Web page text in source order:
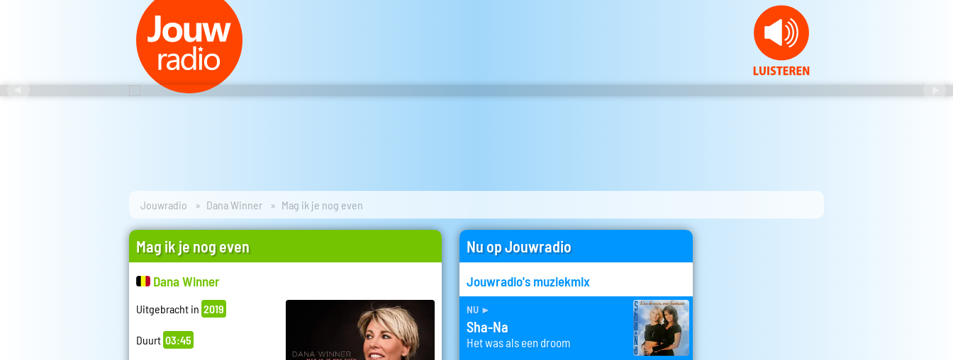
Jouwradio Dana Winner Mag ik je nog even
Mag ik je nog even
Dana Winner
Uitgebracht in 2019
Duurt 03:45
Nu op Jouwradio
Jouwradio's muziekmix
nu ►
Sha-Na
Het was als een droom